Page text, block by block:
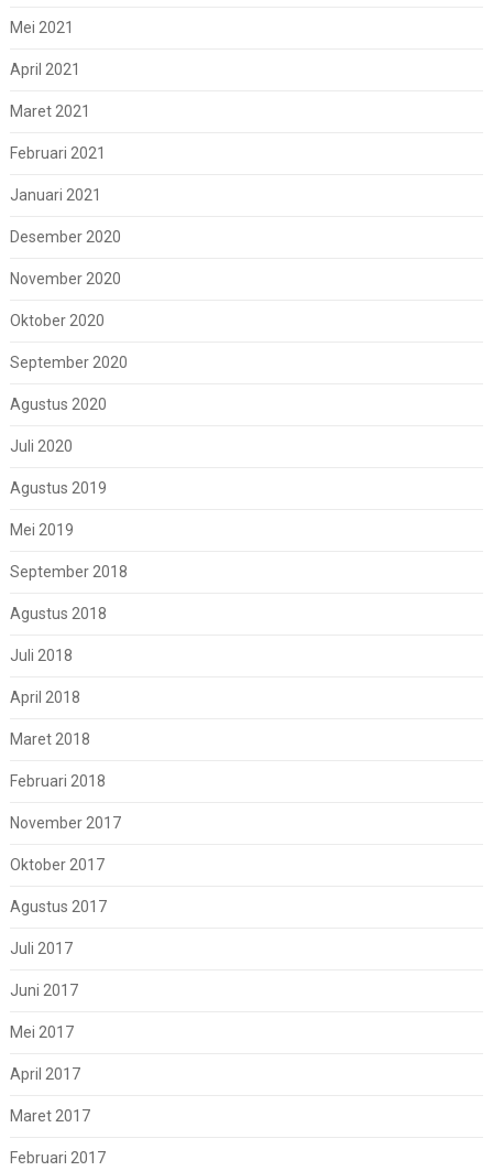
Mei 2021
April 2021
Maret 2021
Februari 2021
Januari 2021
Desember 2020
November 2020
Oktober 2020
September 2020
Agustus 2020
Juli 2020
Agustus 2019
Mei 2019
September 2018
Agustus 2018
Juli 2018
April 2018
Maret 2018
Februari 2018
November 2017
Oktober 2017
Agustus 2017
Juli 2017
Juni 2017
Mei 2017
April 2017
Maret 2017
Februari 2017